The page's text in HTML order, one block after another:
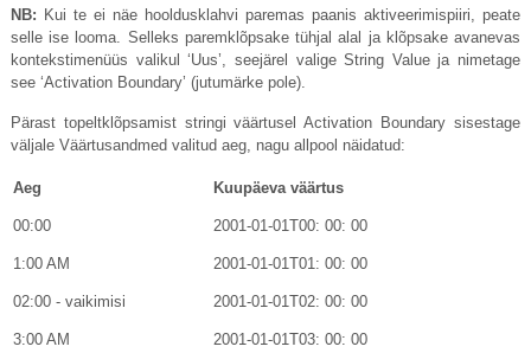
NB: Kui te ei näe hooldusklahvi paremas paanis aktiveerimispiiri, peate
selle ise looma. Selleks paremklõpsake tühjal alal ja klõpsake avanevas
kontekstimenüüs valikul ‘Uus’, seejärel valige String Value ja nimetage
see ‘Activation Boundary’ (jutumärke pole).
Pärast topeltklõpsamist stringi väärtusel Activation Boundary sisestage
väljale Väärtusandmed valitud aeg, nagu allpool näidatud:
Aeg Kuupäeva väärtus
00:00 2001-01-01T00: 00: 00
1:00 AM 2001-01-01T01: 00: 00
02:00 - vaikimisi 2001-01-01T02: 00: 00
3:00 AM 2001-01-01T03: 00: 00